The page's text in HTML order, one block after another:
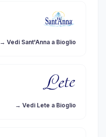
→ Vedi Sant'Anna a Bioglio
→ Vedi Lete a Bioglio